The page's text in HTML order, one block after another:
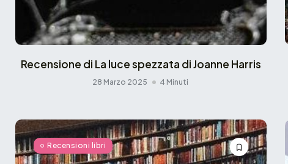
Recensione di La luce spezzata di Joanne Harris
28 Marzo 2025 4 Minuti
Recensioni libri